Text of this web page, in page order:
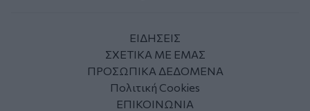
ΕΙΔΗΣΕΙΣ
ΣΧΕΤΙΚΑ ΜΕ ΕΜΑΣ
ΠΡΟΣΩΠΙΚΑ ΔΕΔΟΜΕΝΑ
Πολιτική Cookies
ΕΠΙΚΟΙΝΩΝΙΑ